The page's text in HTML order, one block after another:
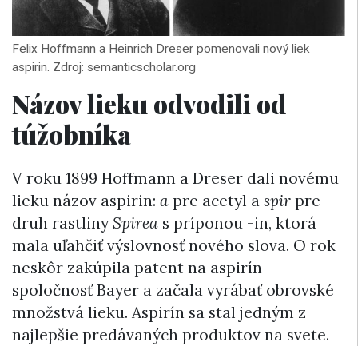
Felix Hoffmann a Heinrich Dreser pomenovali nový liek
aspirin. Zdroj: semanticscholar.org
Názov lieku odvodili od
túžobníka
V roku 1899 Hoffmann a Dreser dali novému
lieku názov aspirin: a pre acetyl a spir pre
druh rastliny Spirea s príponou -in, ktorá
mala uľahčiť výslovnosť nového slova. O rok
neskôr zakúpila patent na aspirín
spoločnosť Bayer a začala vyrábať obrovské
množstvá lieku. Aspirín sa stal jedným z
najlepšie predávaných produktov na svete.